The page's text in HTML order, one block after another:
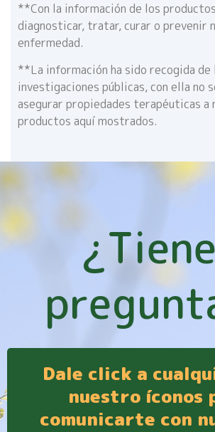
**Con la información de los
diagnosticar, tratar, curar o prevenir
enfermedad.
**La información ha sido recogida de
investigaciones públicas, con ella no
asegurar propiedades terapéuticas a
productos aquí mostrados.
Dale click a
nuestro íconos
comunicarte con